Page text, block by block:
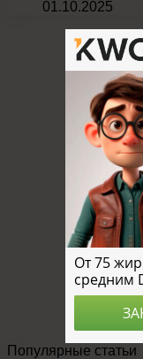
01.10.2025
Популярные статьи